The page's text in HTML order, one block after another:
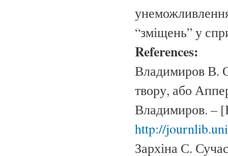
“зміщень” у
References:
Владимиров В.
твору, або
Владимиров. –
http://
Зархіна С.